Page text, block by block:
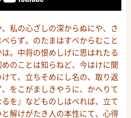
私の心ざしの深からぬにや、さ
らず。のたまはすべからむこと
。中将の恨めしげに思はれたる
のことは知らねど、今はけに聞
て、立ちそめにし名の、取り返
をこがましきやうに、かへりて
を』などものしはべれば、立て
解けがたき人の本性にて、心得